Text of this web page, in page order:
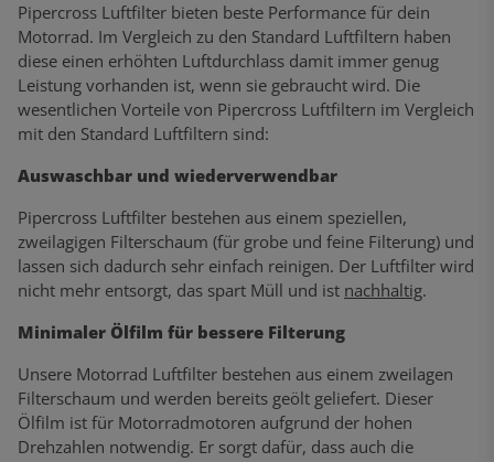
Pipercross Luftfilter bieten beste Performance für dein
Motorrad. Im Vergleich zu den Standard Luftfiltern haben
diese einen erhöhten Luftdurchlass damit immer genug
Leistung vorhanden ist, wenn sie gebraucht wird. Die
wesentlichen Vorteile von Pipercross Luftfiltern im Vergleich
mit den Standard Luftfiltern sind:
Auswaschbar und wiederverwendbar
Pipercross Luftfilter bestehen aus einem speziellen,
zweilagigen Filterschaum (für grobe und feine Filterung) und
lassen sich dadurch sehr einfach reinigen. Der Luftfilter wird
nicht mehr entsorgt, das spart Müll und ist nachhaltig.
Minimaler Ölfilm für bessere Filterung
Unsere Motorrad Luftfilter bestehen aus einem zweilagen
Filterschaum und werden bereits geölt geliefert. Dieser
Ölfilm ist für Motorradmotoren aufgrund der hohen
Drehzahlen notwendig. Er sorgt dafür, dass auch die